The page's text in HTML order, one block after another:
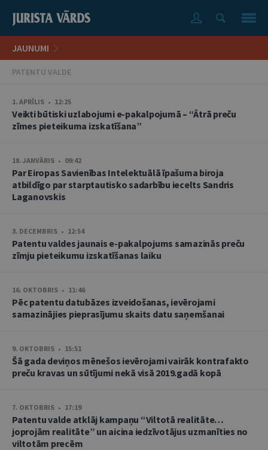
JAUNUMI
PATENTU VALDE
1. APRĪLIS • 12:25
Veikti būtiski uzlabojumi e-pakalpojumā – “Ātrā preču
zīmes pieteikuma izskatīšana”
18. JANVĀRIS • 09:42
Par Eiropas Savienības Intelektuālā īpašuma biroja
atbildīgo par starptautisko sadarbību iecelts Sandris
Laganovskis
3. DECEMBRIS • 12:54
Patentu valdes jaunais e-pakalpojums samazinās preču
zīmju pieteikumu izskatīšanas laiku
16. OKTOBRIS • 11:46
Pēc patentu datubāzes izveidošanas, ievērojami
samazinājies pieprasījumu skaits datu saņemšanai
9. OKTOBRIS • 15:51
Šā gada deviņos mēnešos ievērojami vairāk kontrafakto
preču kravas un sūtījumi nekā visā 2019.gadā kopā
7. OKTOBRIS • 17:19
Patentu valde atklāj kampaņu “Viltotā realitāte…
joprojām realitāte” un aicina iedzīvotājus uzmanīties no
viltotām precēm